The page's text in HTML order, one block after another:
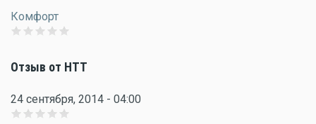
Комфорт
Отзыв от НТТ
24 сентября, 2014 - 04:00